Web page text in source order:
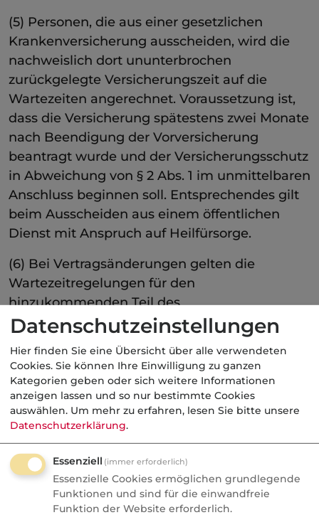
(5) Personen, die aus einer gesetzlichen
Krankenversicherung ausscheiden, wird die
nachweislich dort ununterbrochen
zurückgelegte Versicherungszeit auf die
Wartezeiten angerechnet. Voraussetzung ist,
dass die Versicherung spätestens zwei Monate
nach Beendigung der Vorversicherung
beantragt wurde und der Versicherungsschutz
in Abweichung von § 2 Abs. 1 im unmittelbaren
Anschluss beginnen soll. Entsprechendes gilt
beim Ausscheiden aus einem öffentlichen
Dienst mit Anspruch auf Heilfürsorge.
(6) Bei Vertragsänderungen gelten die
Wartezeitregelungen für den
hinzukommenden Teil des
Versicherungsschutzes.
§ 4 Umfang der Leistungspflicht
(1) Art und Höhe der Versicherungsleistungen
ergeben sich aus dem Tarif mit
Tarifbedingungen.
(2) Der versicherten Person steht die Wahl
Datenschutzeinstellungen
Hier finden Sie eine Übersicht über alle verwendeten
Cookies. Sie können Ihre Einwilligung zu ganzen
Kategorien geben oder sich weitere Informationen
anzeigen lassen und so nur bestimmte Cookies
auswählen. Um mehr zu erfahren, lesen Sie bitte unsere
Datenschutzerklärung.
Essenziell (immer erforderlich)
Essenzielle Cookies ermöglichen grundlegende
Funktionen und sind für die einwandfreie
Funktion der Website erforderlich.